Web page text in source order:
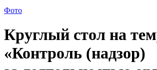
Фото
Круглый стол на
«Контроль (надзор)